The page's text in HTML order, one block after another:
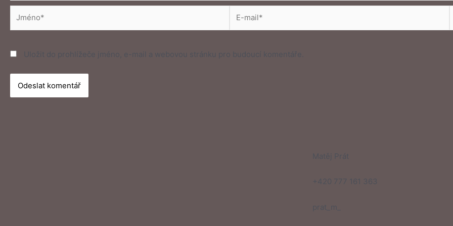
mail*
Uložit do prohlížeče jméno, e-mail a webovou stránku pro budoucí komentáře.
Matěj Prát
+420 777 161 363
prat_m_